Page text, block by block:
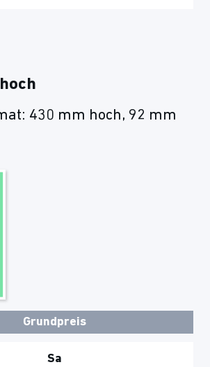
430 mm hoch, 92 mm
Grundpreis
Sa